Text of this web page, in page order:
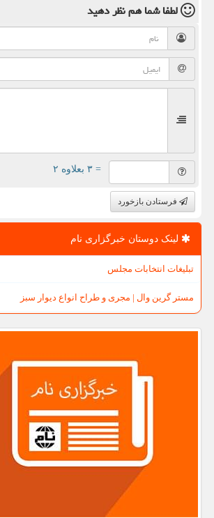
لطفا شما همنظر دهید
= ۳ بعلاوه ۲
فرستادن بازخورد
لینک دوستان خبرگزاری نام
تبلیغات انتخابات مجلس
مستر گرین وال | مجری و طراح انواع دیوار سبز